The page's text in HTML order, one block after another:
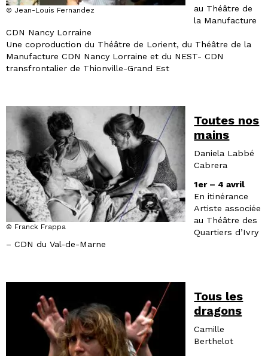
© Jean-Louis Fernandez
au Théâtre de
la Manufacture
CDN Nancy Lorraine
Une coproduction du Théâtre de Lorient, du Théâtre de la
Manufacture CDN Nancy Lorraine et du NEST- CDN
transfrontalier de Thionville-Grand Est
© Franck Frappa
Toutes nos
mains
Daniela Labbé
Cabrera
1er – 4 avril
En itinérance
Artiste associée
au Théâtre des
Quartiers d’Ivry
– CDN du Val-de-Marne
Tous les
dragons
Camille
Berthelot